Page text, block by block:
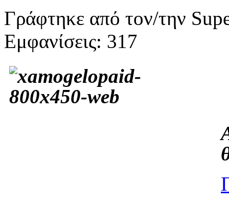
Γράφτηκε από τον/την
Εμφανίσεις: 317